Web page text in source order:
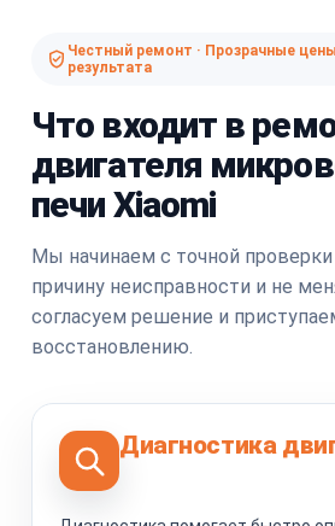
Честный ремонт · Прозрачные цены
результата
Что входит в
двигателя
печи Xiaomi
Мы начинаем с точной проверки
причину неисправности и не
согласуем решение и
восстановлению.
Диагностика